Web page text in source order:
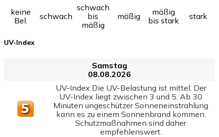
keine
Bel.
schwach
schwach
bis
mäßig
mäßig
mäßig
bis stark
stark
UV-Index
Samstag
08.08.2026
UV-Index Die UV-Belastung ist mittel. Der
UV-Index liegt zwischen 3 und 5. Ab 30
Minuten ungeschützer Sonneneinstrahlung
kann es zu einem Sonnenbrand kommen.
Schutzmaßnahmen sind daher
empfehlenswert.